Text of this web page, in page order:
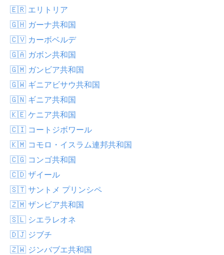
🇪🇷 エリトリア
🇬🇭 ガーナ共和国
🇨🇻 カーボベルデ
🇬🇦 ガボン共和国
🇬🇲 ガンビア共和国
🇬🇼 ギニアビサウ共和国
🇬🇳 ギニア共和国
🇰🇪 ケニア共和国
🇨🇮 コートジボワール
🇰🇲 コモロ・イスラム連邦共和国
🇨🇬 コンゴ共和国
🇨🇩 ザイール
🇸🇹 サントメ プリンシペ
🇿🇲 ザンビア共和国
🇸🇱 シエラレオネ
🇩🇯 ジブチ
🇿🇼 ジンバブエ共和国